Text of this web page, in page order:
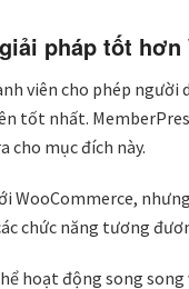
pháp tốt hơn
viên cho phép người
tốt nhất.
cho mục đích này.
chức năng tương
hoạt động song